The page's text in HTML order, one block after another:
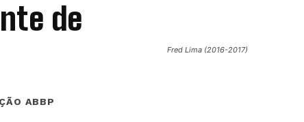
de
ABBP
Fred Lima (2016-2017)